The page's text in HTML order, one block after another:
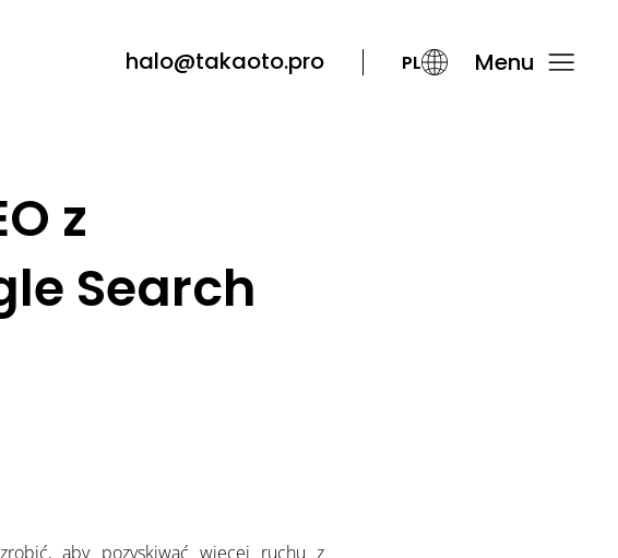
halo@takaoto.pro PL Menu
z
Search
aby pozyskiwać więcej ruchu z